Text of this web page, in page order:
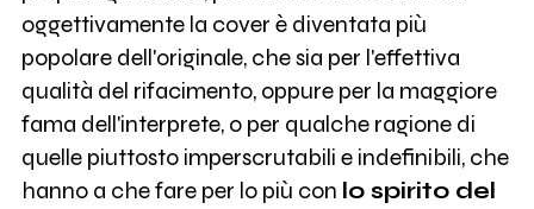
oggettivamente la cover è diventata più
popolare dell'originale, che sia per l'effettiva
qualità del rifacimento, oppure per la maggiore
fama dell'interprete, o per qualche ragione di
quelle piuttosto imperscrutabili e indefinibili, che
hanno a che fare per lo più con lo spirito del